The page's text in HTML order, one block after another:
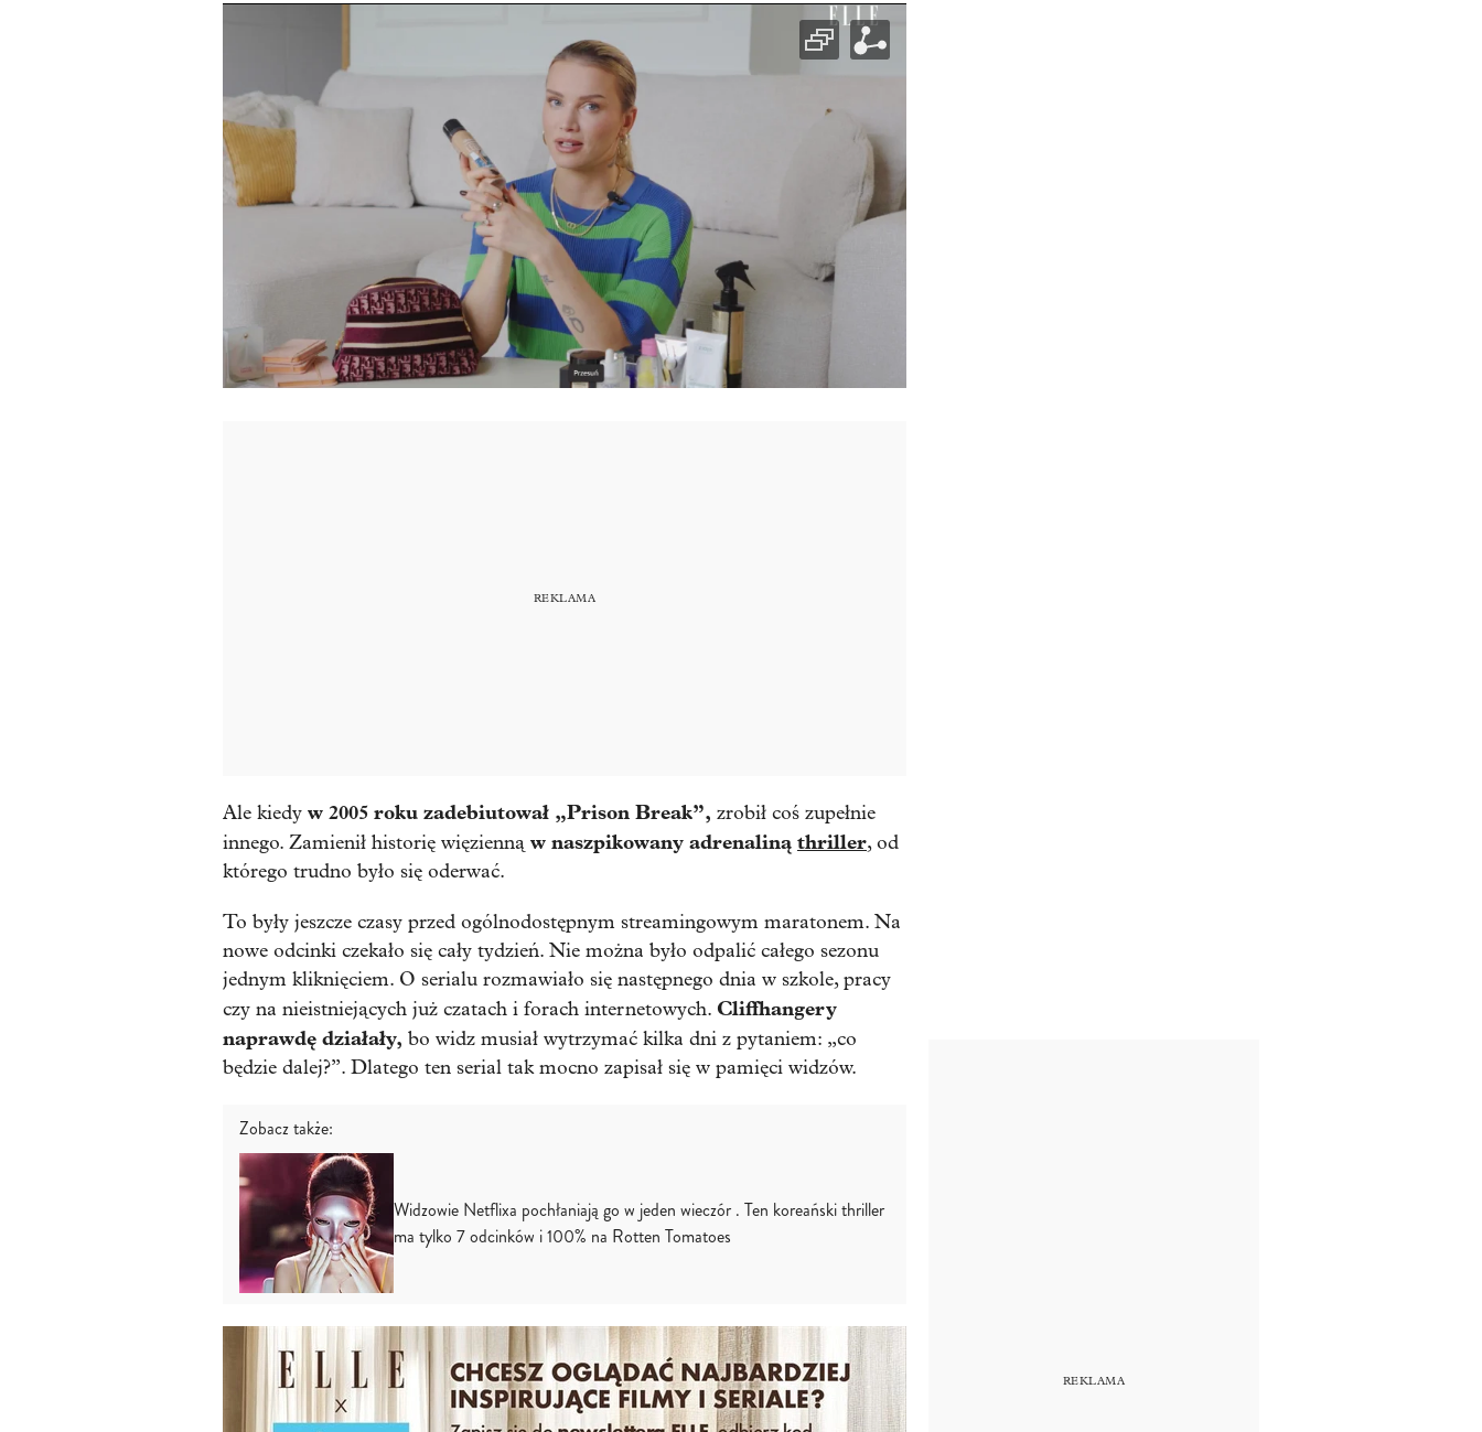
Ale kiedy w 2005 roku zadebiutował „Prison Break”, zrobił coś zupełnie
innego. Zamienił historię więzienną w naszpikowany adrenaliną thriller, od
którego trudno było się oderwać.
To były jeszcze czasy przed ogólnodostępnym streamingowym maratonem. Na
nowe odcinki czekało się cały tydzień. Nie można było odpalić całego sezonu
jednym kliknięciem. O serialu rozmawiało się następnego dnia w szkole, pracy
czy na nieistniejących już czatach i forach internetowych. Cliffhangery
naprawdę działały, bo widz musiał wytrzymać kilka dni z pytaniem: „co
będzie dalej?”. Dlatego ten serial tak mocno zapisał się w pamięci widzów.
Zobacz także:
Widzowie Netflixa pochłaniają go w jeden wieczór . Ten koreański thriller
ma tylko 7 odcinków i 100% na Rotten Tomatoes